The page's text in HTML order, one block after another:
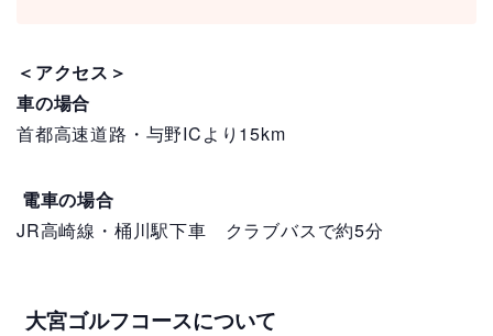
＜アクセス＞
車の場合
首都高速道路・与野ICより15km
電車の場合
JR高崎線・桶川駅下車 クラブバスで約5分
大宮ゴルフコースについて